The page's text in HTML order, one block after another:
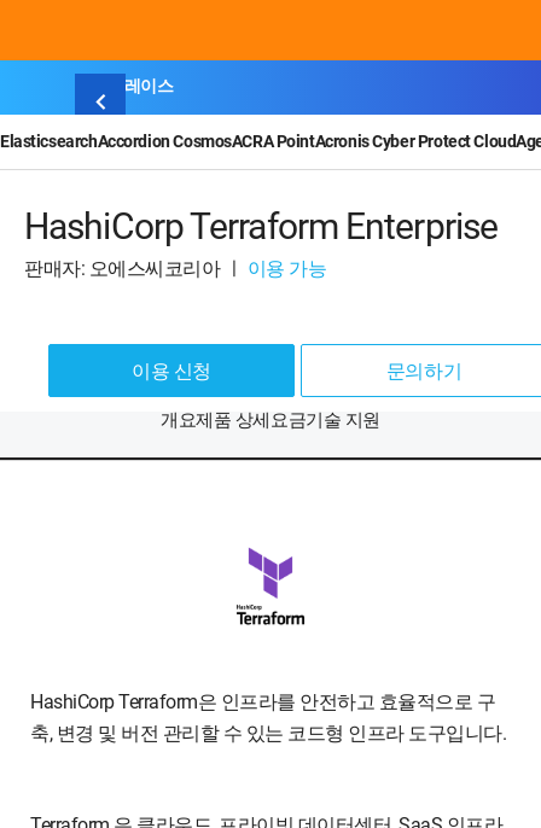
마켓플레이스
ElasticsearchAccordion CosmosACRA PointAcronis Cyber Protect Cloud
HashiCorp Terraform Enterprise
판매자: 오에스씨코리아ㅣ 이용 가능
이용 신청 문의하기
개요제품 상세요금기술 지원
HashiCorp Terraform은 인프라를 안전하고 효율적으로 구
축, 변경 및 버전 관리할 수 있는 코드형 인프라 도구입니다.